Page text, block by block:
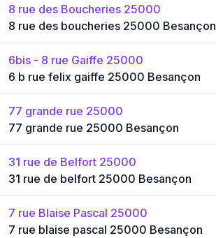
8 rue des Boucheries 25000
8 rue des boucheries 25000 Besançon
6bis - 8 rue Gaiffe 25000
6 b rue felix gaiffe 25000 Besançon
77 grande rue 25000
77 grande rue 25000 Besançon
31 rue de Belfort 25000
31 rue de belfort 25000 Besançon
7 rue Blaise Pascal 25000
7 rue blaise pascal 25000 Besançon